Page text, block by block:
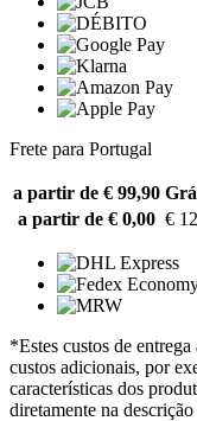
Frete para Portugal
a partir de € 99,90
a partir de € 0,00 €
*Estes custos de
custos adicionais, por
características dos
diretamente na